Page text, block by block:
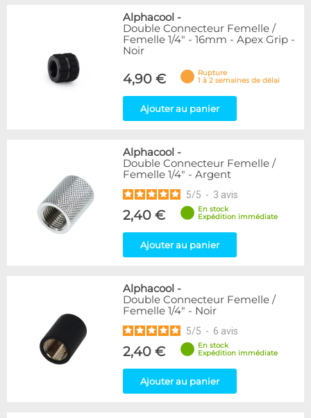
Alphacool -
Double Connecteur Femelle /
Femelle 1/4" - 16mm - Apex Grip -
Noir
4,90 €
Rupture
1 à 2 semaines de délai
Ajouter au panier
Alphacool -
Double Connecteur Femelle /
Femelle 1/4" - Argent
5/5 - 3 avis
2,40 €
En stock
Expédition immédiate
Ajouter au panier
Alphacool -
Double Connecteur Femelle /
Femelle 1/4" - Noir
5/5 - 6 avis
2,40 €
En stock
Expédition immédiate
Ajouter au panier